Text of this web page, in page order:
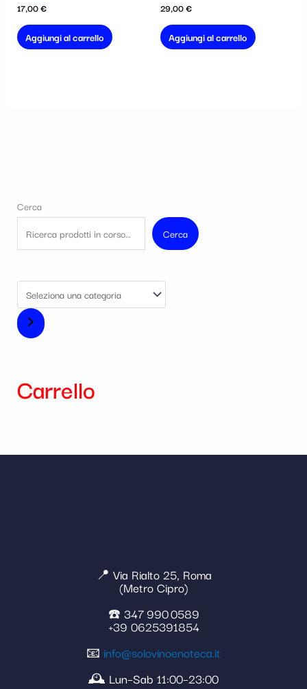
17,00€
Aggiungi al carrello
29,00€
Aggiungi al carrello
Cerca
Cerca
Carrello
📍 Via Rialto 25, Roma
(Metro Cipro)
☎️ 347 990 0589
+39 0625391854
📧 info@solovinoenoteca.it
🕰️ Lun–Sab 11:00–23:00